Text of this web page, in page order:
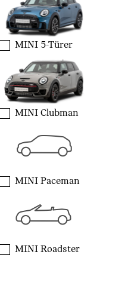
MINI 5-Türer
MINI Clubman
MINI Paceman
MINI Roadster